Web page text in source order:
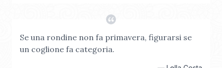
Se una rondine non fa primavera, figurarsi se
un coglione fa categoria.